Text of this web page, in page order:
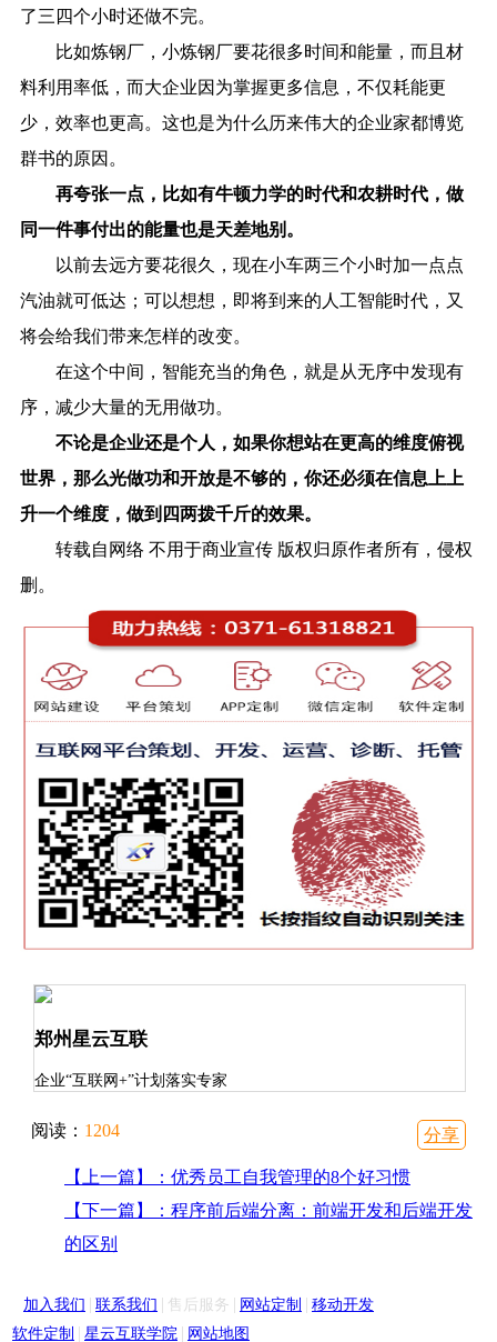
了三四个小时还做不完。
比如炼钢厂，小炼钢厂要花很多时间和能量，而且材
料利用率低，而大企业因为掌握更多信息，不仅耗能更
少，效率也更高。这也是为什么历来伟大的企业家都博览
群书的原因。
再夸张一点，比如有牛顿力学的时代和农耕时代，做
同一件事付出的能量也是天差地别。
以前去远方要花很久，现在小车两三个小时加一点点
汽油就可低达；可以想想，即将到来的人工智能时代，又
将会给我们带来怎样的改变。
在这个中间，智能充当的角色，就是从无序中发现有
序，减少大量的无用做功。
不论是企业还是个人，如果你想站在更高的维度俯视
世界，那么光做功和开放是不够的，你还必须在信息上上
升一个维度，做到四两拨千斤的效果。
转载自网络 不用于商业宣传 版权归原作者所有，侵权
删。
郑州星云互联
企业“互联网+”计划落实专家
阅读： 1204 分享
【上一篇】：优秀员工自我管理的8个好习惯
【下一篇】：程序前后端分离：前端开发和后端开发
的区别
加入我们 | 联系我们 | 售后服务 | 网站定制 | 移动开发
软件定制 | 星云互联学院 | 网站地图